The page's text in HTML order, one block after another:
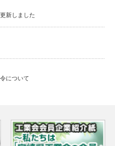
新しました
について